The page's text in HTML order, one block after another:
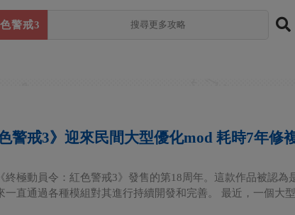
警戒3
警戒3》迎來民間大型優化mod 耗時7年修
終極動員令：紅色警戒3》發售的第18周年。這款作品被認為
一直通過各種模組對其進行持續開發和完善。 最近，一個大